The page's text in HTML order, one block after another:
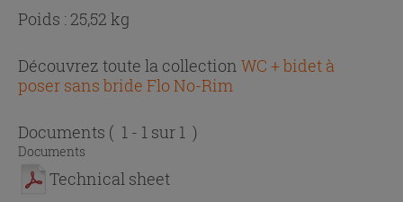
Poids : 25,52 kg
Découvrez toute la collection WC + bidet à
poser sans bride Flo No-Rim
Documents ( 1 - 1 sur 1 )
Documents
Technical sheet